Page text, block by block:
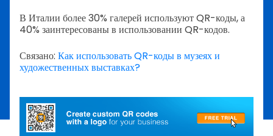
В Италии более 30% галерей используют QR-коды, а
40% заинтересованы в использовании QR-кодов.
Связано: Как использовать QR-коды в музеях и
художественных выставках?